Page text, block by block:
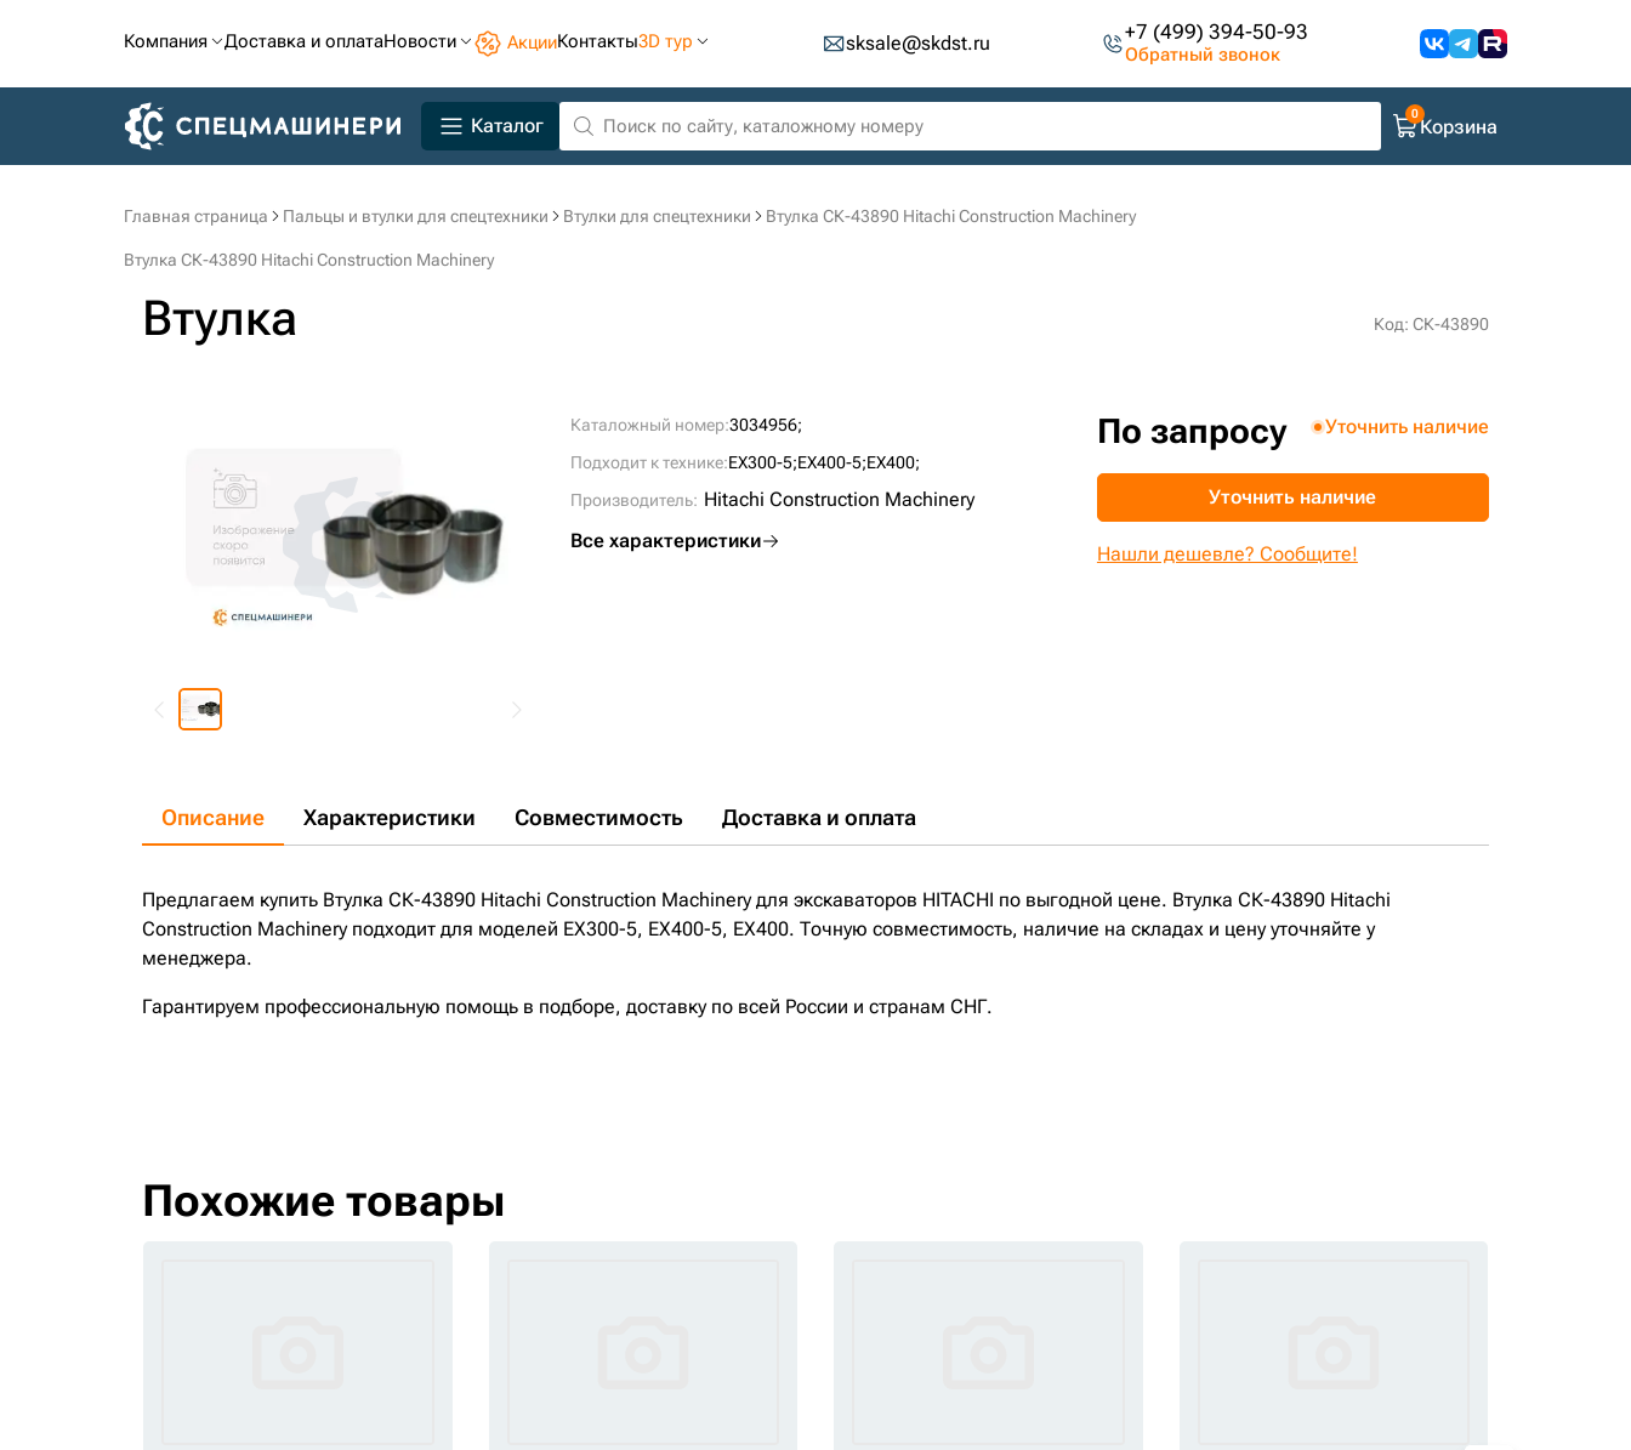
Компания Доставка и оплатаНовости АкцииКонтакты3D тур sksale@skdst.ru +7 (499) 394-50-93
Обратный звонок
Каталог Корзина
Главная страница Пальцы и втулки для спецтехники Втулки для спецтехники Втулка СК-43890 Hitachi Construction Machinery
Втулка СК-43890 Hitachi Construction Machinery
Втулка Код: СК-43890
Каталожный номер:3034956;
Подходит к технике:EX300-5;EX400-5;EX400;
Производитель: Hitachi Construction Machinery
Все характеристики
По запросу Уточнить наличие
Уточнить наличие
Нашли дешевле? Сообщите!
Описание Характеристики Совместимость Доставка и оплата
Предлагаем купить Втулка СК-43890 Hitachi Construction Machinery для экскаваторов HITACHI по выгодной цене. Втулка СК-43890 Hitachi
Construction Machinery подходит для моделей EX300-5, EX400-5, EX400. Точную совместимость, наличие на складах и цену уточняйте у
менеджера.
Гарантируем профессиональную помощь в подборе, доставку по всей России и странам СНГ.
Похожие товары